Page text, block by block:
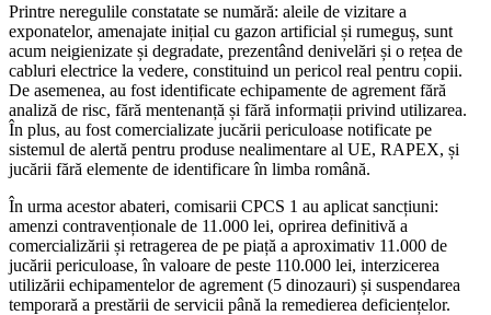
Printre neregulile constatate se numără: aleile de vizitare a
exponatelor, amenajate inițial cu gazon artificial și rumeguș, sunt
acum neigienizate și degradate, prezentând denivelări și o rețea de
cabluri electrice la vedere, constituind un pericol real pentru copii.
De asemenea, au fost identificate echipamente de agrement fără
analiză de risc, fără mentenanță și fără informații privind utilizarea.
În plus, au fost comercializate jucării periculoase notificate pe
sistemul de alertă pentru produse nealimentare al UE, RAPEX, și
jucării fără elemente de identificare în limba română.
În urma acestor abateri, comisarii CPCS 1 au aplicat sancțiuni:
amenzi contravenționale de 11.000 lei, oprirea definitivă a
comercializării și retragerea de pe piață a aproximativ 11.000 de
jucării periculoase, în valoare de peste 110.000 lei, interzicerea
utilizării echipamentelor de agrement (5 dinozauri) și suspendarea
temporară a prestării de servicii până la remedierea deficiențelor.